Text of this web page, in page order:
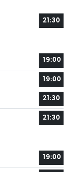
21:30
19:00
19:00
21:30
21:30
19:00